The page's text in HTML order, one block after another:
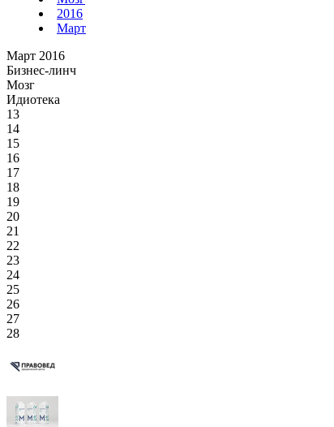
2016
Март
Март 2016
Бизнес-линч
Мозг
Идиотека
13
14
15
16
17
18
19
20
21
22
23
24
25
26
27
28